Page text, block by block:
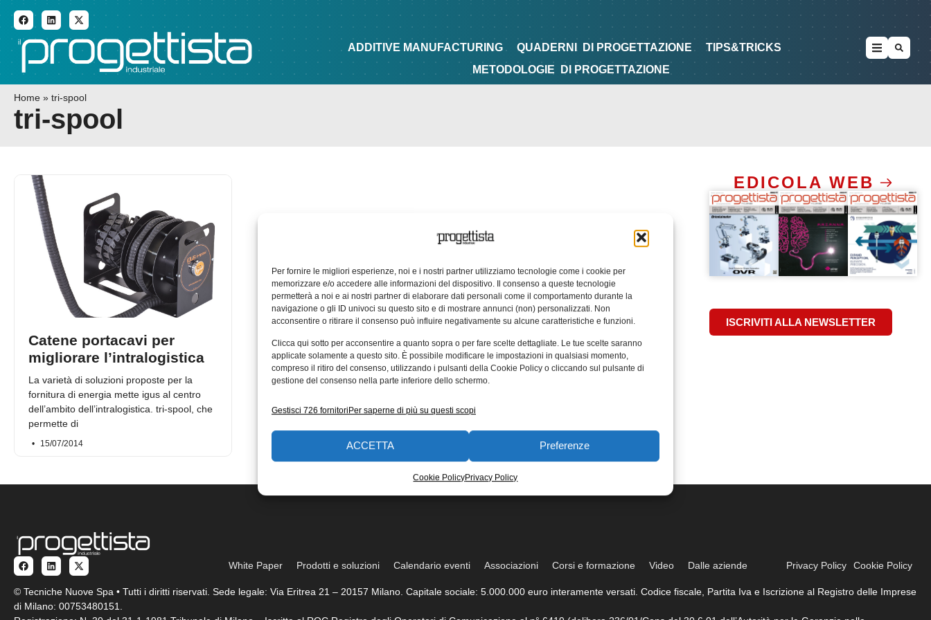
Per fornire le migliori esperienze, noi e i nostri partner utilizziamo tecnologie come i cookie per
memorizzare e/o accedere alle informazioni del dispositivo. Il consenso a queste tecnologie
permetterà a noi e ai nostri partner di elaborare dati personali come il comportamento durante la
navigazione o gli ID univoci su questo sito e di mostrare annunci (non) personalizzati. Non
acconsentire o ritirare il consenso può influire negativamente su alcune caratteristiche e funzioni.
Clicca qui sotto per acconsentire a quanto sopra o per fare scelte dettagliate. Le tue scelte saranno
applicate solamente a questo sito. È possibile modificare le impostazioni in qualsiasi momento,
compreso il ritiro del consenso, utilizzando i pulsanti della Cookie Policy o cliccando sul pulsante di
gestione del consenso nella parte inferiore dello schermo.
Gestisci 726 fornitoriPer saperne di più su questi scopi
ACCETTA Preferenze
Cookie PolicyPrivacy Policy
ADDITIVE MANUFACTURING QUADERNI DI PROGETTAZIONE TIPS&TRICKS METODOLOGIE DI PROGETTAZIONE
ADDITIVE MANUFACTURING QUADERNI DI PROGETTAZIONE
TIPS&TRICKS
METODOLOGIE
DI PROGETTAZIONE
Home » tri-spool
tri-spool
Catene portacavi per
migliorare l’intralogistica
La varietà di soluzioni proposte per la
fornitura di energia mette igus al centro
dell’ambito dell’intralogistica. tri-spool, che
permette di
15/07/2014
EDICOLA WEB
ISCRIVITI ALLA NEWSLETTER
White Paper Prodotti e soluzioni Calendario eventi Associazioni Corsi e formazione Video Dalle aziende Privacy Policy Cookie Policy
© Tecniche Nuove Spa • Tutti i diritti riservati. Sede legale: Via Eritrea 21 – 20157 Milano. Capitale sociale: 5.000.000 euro interamente versati. Codice fiscale, Partita Iva e Iscrizione al Registro delle Imprese
di Milano: 00753480151.